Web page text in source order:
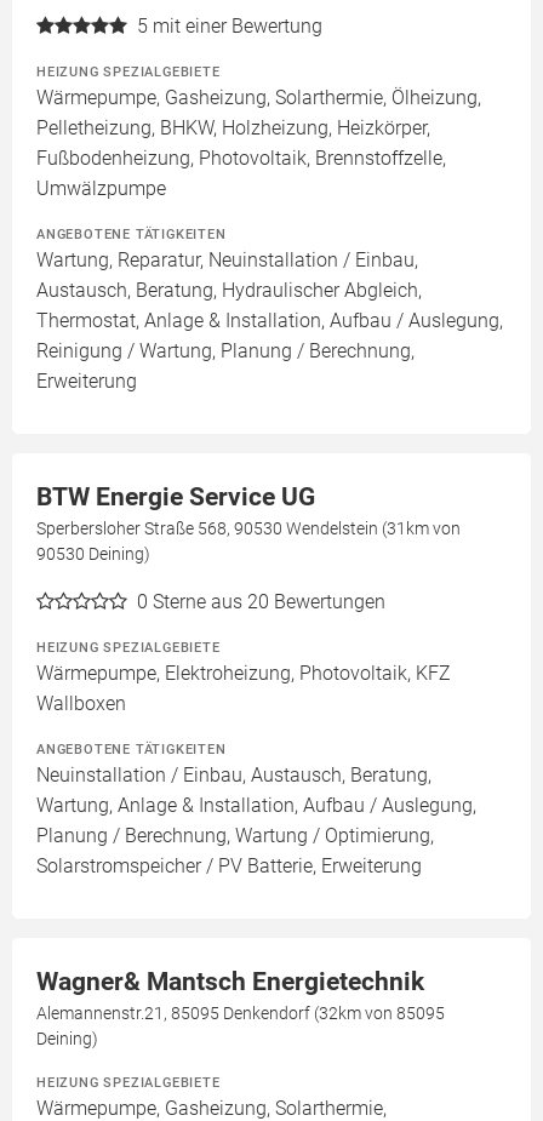
5 mit einer Bewertung
HEIZUNG SPEZIALGEBIETE
Wärmepumpe, Gasheizung, Solarthermie, Ölheizung,
Pelletheizung, BHKW, Holzheizung, Heizkörper,
Fußbodenheizung, Photovoltaik, Brennstoffzelle,
Umwälzpumpe
ANGEBOTENE TÄTIGKEITEN
Wartung, Reparatur, Neuinstallation / Einbau,
Austausch, Beratung, Hydraulischer Abgleich,
Thermostat, Anlage & Installation, Aufbau / Auslegung,
Reinigung / Wartung, Planung / Berechnung,
Erweiterung
BTW Energie Service UG
Sperbersloher Straße 568, 90530 Wendelstein (31km von
90530 Deining)
0 Sterne aus 20 Bewertungen
HEIZUNG SPEZIALGEBIETE
Wärmepumpe, Elektroheizung, Photovoltaik, KFZ
Wallboxen
ANGEBOTENE TÄTIGKEITEN
Neuinstallation / Einbau, Austausch, Beratung,
Wartung, Anlage & Installation, Aufbau / Auslegung,
Planung / Berechnung, Wartung / Optimierung,
Solarstromspeicher / PV Batterie, Erweiterung
Wagner& Mantsch Energietechnik
Alemannenstr.21, 85095 Denkendorf (32km von 85095
Deining)
HEIZUNG SPEZIALGEBIETE
Wärmepumpe, Gasheizung, Solarthermie,